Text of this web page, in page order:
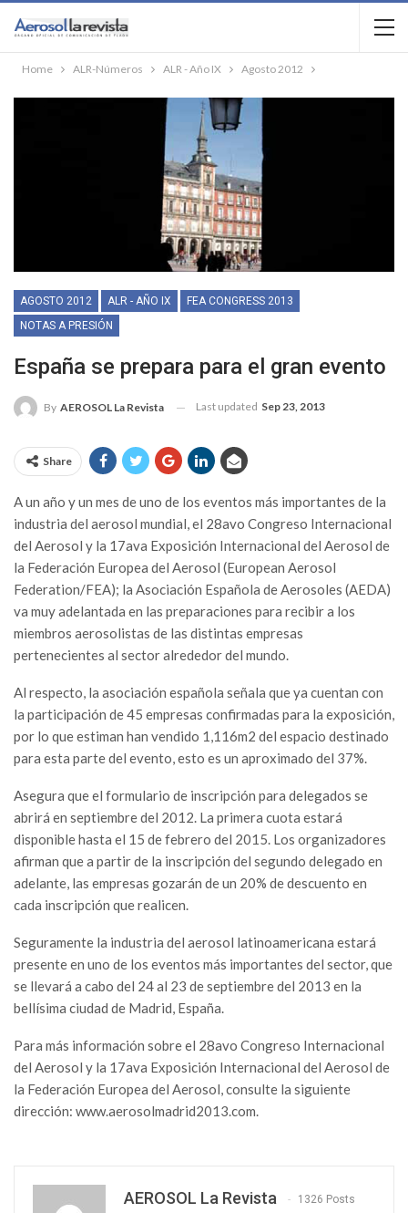
Home ALR-Números ALR - Año IX Agosto 2012
AGOSTO 2012 ALR - AÑO IX
FEA CONGRESS 2013
NOTAS A PRESIÓN
España se prepara para el gran evento
By AEROSOL La Revista Last updated Sep 23, 2013
Share
A un año y un mes de uno de los eventos más importantes de la
industria del aerosol mundial, el 28avo Congreso Internacional
del Aerosol y la 17ava Exposición Internacional del Aerosol de
la Federación Europea del Aerosol (European Aerosol
Federation/FEA); la Asociación Española de Aerosoles (AEDA)
va muy adelantada en las preparaciones para recibir a los
miembros aerosolistas de las distintas empresas
pertenecientes al sector alrededor del mundo.
Al respecto, la asociación española señala que ya cuentan con
la participación de 45 empresas confirmadas para la exposición,
por lo que estiman han vendido 1,116m2 del espacio destinado
para esta parte del evento, esto es un aproximado del 37%.
Asegura que el formulario de inscripción para delegados se
abrirá en septiembre del 2012. La primera cuota estará
disponible hasta el 15 de febrero del 2015. Los organizadores
afirman que a partir de la inscripción del segundo delegado en
adelante, las empresas gozarán de un 20% de descuento en
cada inscripción que realicen.
Seguramente la industria del aerosol latinoamericana estará
presente en uno de los eventos más importantes del sector, que
se llevará a cabo del 24 al 23 de septiembre del 2013 en la
bellísima ciudad de Madrid, España.
Para más información sobre el 28avo Congreso Internacional
del Aerosol y la 17ava Exposición Internacional del Aerosol de
la Federación Europea del Aerosol, consulte la siguiente
dirección: www.aerosolmadrid2013.com.
AEROSOL La Revista 1326 Posts